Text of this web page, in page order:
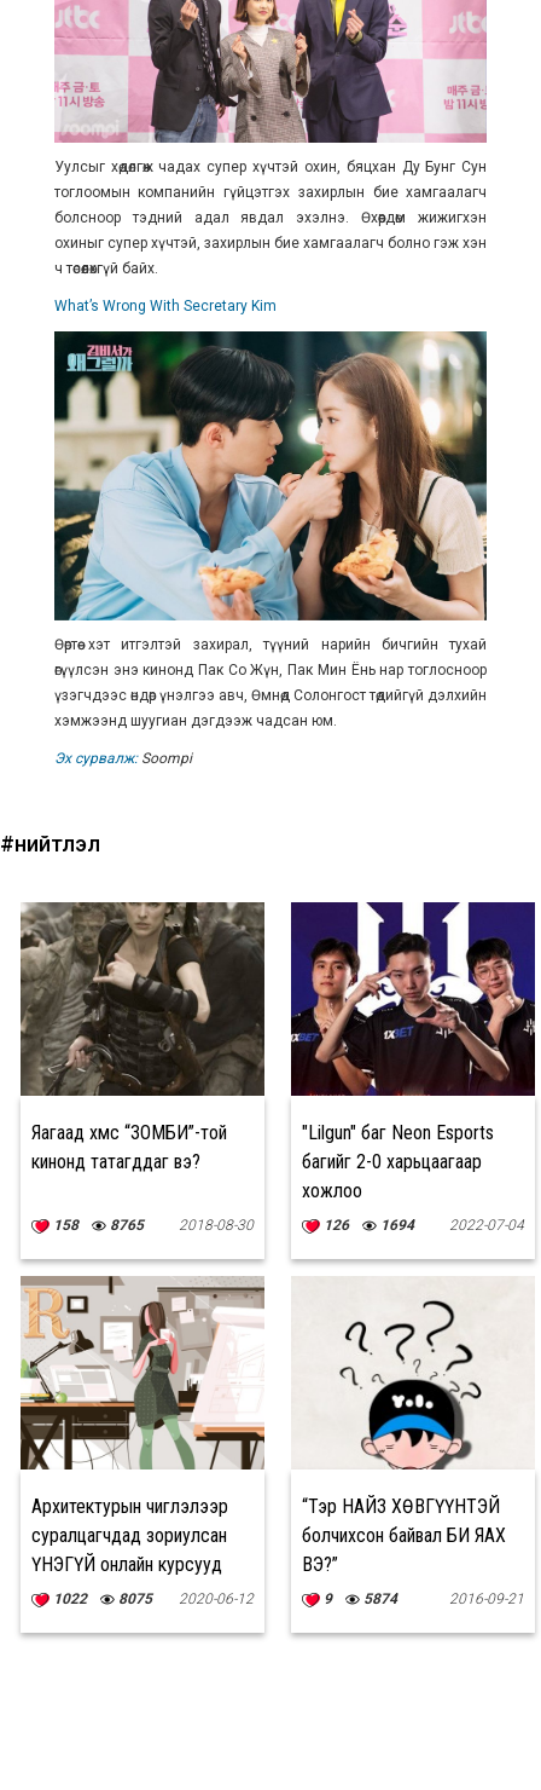
Уулсыг хөдөлгөж чадах супер хүчтэй охин, бяцхан Ду Бунг Сун
тоглоомын компанийн гүйцэтгэх захирлын бие хамгаалагч
болсноор тэдний адал явдал эхэлнэ. Өхөөрдөм жижигхэн
охиныг супер хүчтэй, захирлын бие хамгаалагч болно гэж хэн
ч төсөөлөхгүй байх.
What’s Wrong With Secretary Kim
Өөртөө хэт итгэлтэй захирал, түүний нарийн бичгийн тухай
өгүүлсэн энэ кинонд Пак Со Жүн, Пак Мин Ёнь нар тоглосноор
үзэгчдээс өндөр үнэлгээ авч, Өмнөд Солонгост төдийгүй дэлхийн
хэмжээнд шуугиан дэгдээж чадсан юм.
Эх сурвалж: Soompi
#нийтлэл
Яагаад хүмүүс “ЗОМБИ”-той
кинонд татагддаг вэ?
158 8765 2018-08-30
"Lilgun" баг Neon Esports
багийг 2-0 харьцаагаар
хожлоо
126 1694 2022-07-04
Архитектурын чиглэлээр
суралцагчдад зориулсан
ҮНЭГҮЙ онлайн курсууд
1022 8075 2020-06-12
“Тэр НАЙЗ ХӨВГҮҮНТЭЙ
болчихсон байвал БИ ЯАХ
ВЭ?”
9 5874 2016-09-21